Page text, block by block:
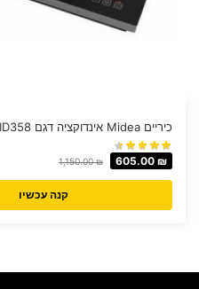
כיריים Midea אינדוקציה דגם MC-ID358
1,150.00₪ 605.00 ₪
קנה עכשיו